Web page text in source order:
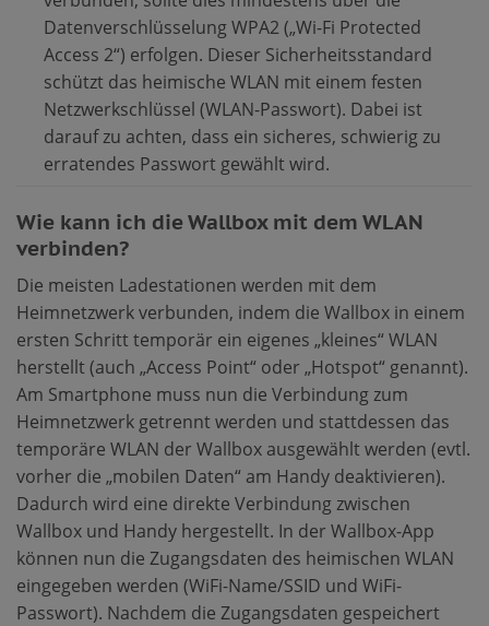
Datenverschlüsselung WPA2 („Wi-Fi Protected
Access 2“) erfolgen. Dieser Sicherheitsstandard
schützt das heimische WLAN mit einem festen
Netzwerkschlüssel (WLAN-Passwort). Dabei ist
darauf zu achten, dass ein sicheres, schwierig zu
erratendes Passwort gewählt wird.
Wie kann ich die Wallbox mit dem WLAN
verbinden?
Die meisten Ladestationen werden mit dem
Heimnetzwerk verbunden, indem die Wallbox in einem
ersten Schritt temporär ein eigenes „kleines“ WLAN
herstellt (auch „Access Point“ oder „Hotspot“ genannt).
Am Smartphone muss nun die Verbindung zum
Heimnetzwerk getrennt werden und stattdessen das
temporäre WLAN der Wallbox ausgewählt werden (evtl.
vorher die „mobilen Daten“ am Handy deaktivieren).
Dadurch wird eine direkte Verbindung zwischen
Wallbox und Handy hergestellt. In der Wallbox-App
können nun die Zugangsdaten des heimischen WLAN
eingegeben werden (WiFi-Name/SSID und WiFi-
Passwort). Nachdem die Zugangsdaten gespeichert